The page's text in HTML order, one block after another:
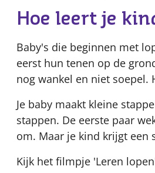
Hoe leert je
Baby's die beginnen met
eerst hun tenen op de
nog wankel en niet soepel.
Je baby maakt kleine
stappen. De eerste paar
om. Maar je kind krijgt een
Kijk het filmpje 'Leren